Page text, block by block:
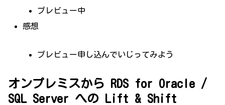
プレビュー中
感想
プレビュー申し込んでいじってみよう
オンプレミスから RDS for Oracle /
SQL Server への Lift & Shift